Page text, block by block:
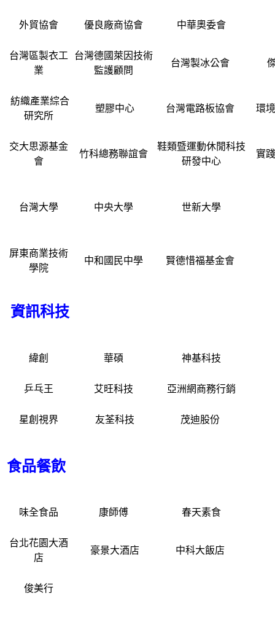
外貿協會 優良廠商協會 中華奧委會
台灣區製衣工
業
台灣德國萊因技術
監護顧問
台灣製冰公會
紡織產業綜合
研究所
塑膠中心 台灣電路板協會 環
交大思源基金
會
竹科總務聯誼會
鞋類暨運動休閒科技
研發中心
實
台灣大學 中央大學 世新大學
屏東商業技術
學院
中和國民中學 賢德惜福基金會
資訊科技
緯創 華碩 神基科技
乒乓王 艾旺科技 亞洲網商務行銷
星創視界 友荃科技 茂迪股份
食品餐飲
味全食品 康師傅 春天素食
台北花園大酒
店
豪景大酒店 中科大飯店
俊美行